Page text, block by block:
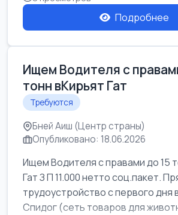
Подробнее
Ищем Водителя с
тонн вКирьят Гат
Требуются
Бней Аиш (Центр страны)
Опубликовано: 18.06.2026
Ищем Водителя с правами до 15
Гат З П 11.000 нетто соц.пакет.
трудоустройство с первого дня
Спидог (сеть товаров для